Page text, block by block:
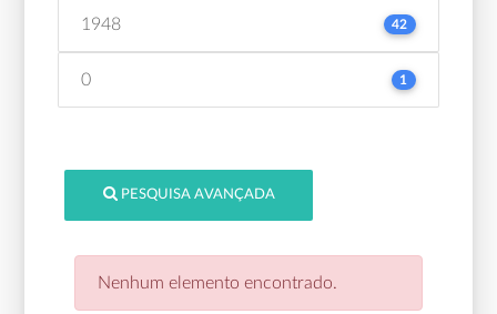
1948 42
0 1
PESQUISA AVANÇADA
Nenhum elemento encontrado.